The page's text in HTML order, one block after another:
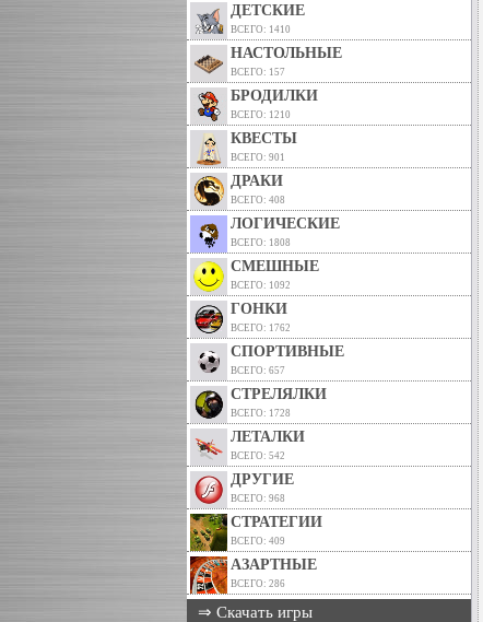
ДЕТСКИЕ
ВСЕГО: 1410
НАСТОЛЬНЫЕ
ВСЕГО: 157
БРОДИЛКИ
ВСЕГО: 1210
КВЕСТЫ
ВСЕГО: 901
ДРАКИ
ВСЕГО: 408
ЛОГИЧЕСКИЕ
ВСЕГО: 1808
СМЕШНЫЕ
ВСЕГО: 1092
ГОНКИ
ВСЕГО: 1762
СПОРТИВНЫЕ
ВСЕГО: 657
СТРЕЛЯЛКИ
ВСЕГО: 1728
ЛЕТАЛКИ
ВСЕГО: 542
ДРУГИЕ
ВСЕГО: 968
СТРАТЕГИИ
ВСЕГО: 409
АЗАРТНЫЕ
ВСЕГО: 286
⇒ Скачать игры